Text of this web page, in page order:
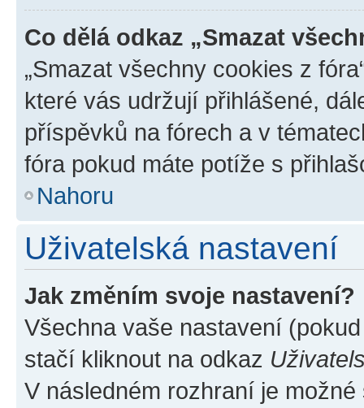
Co dělá odkaz „Smazat
„Smazat všechny cookies z
které vás udržují přihlášené,
příspěvků na fórech a v
fóra pokud máte potíže s
Nahoru
Uživatelská nastavení
Jak změním svoje nastavení?
Všechna vaše nastavení
stačí kliknout na odkaz
V následném rozhraní je